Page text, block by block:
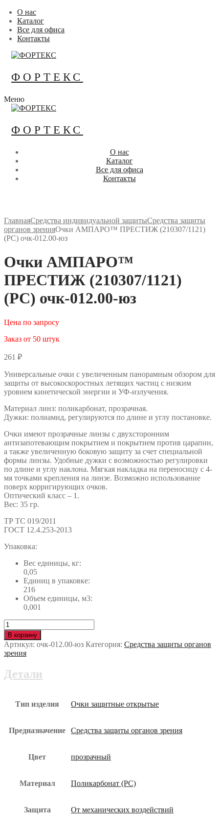
Перейти
содержимому
Меню
Закрыть
О нас
Каталог
Все для офиса
Контакты
ФОРТЕКС
Меню
ФОРТЕКС
О нас
Каталог
Все для офиса
Контакты
ГлавнаяСредства индивидуальной защитыСредства защиты
органов зренияОчки АМПАРО™ ПРЕСТИЖ (210307/1121)
(РС) очк-012.00-юз
Очки АМПАРО™
ПРЕСТИЖ (210307/1121)
(РС) очк-012.00-юз
Цена по запросу
Заказ от 50 штук
261 ₽
Универсальные очки с увеличенным панорамным обзором для
защиты от высокоскоростных летящих частиц с низким
уровнем кинетической энергии и УФ-излучения.
Материал линз: поликарбонат, прозрачная.
Дужки: полиамид, регулируются по длине и углу постановке.
Очки имеют прозрачные линзы с двухсторонним
антизапотевающим покрытием и покрытием против царапин,
а также увеличенную боковую защиту за счет специальной
формы линзы. Удобные дужки с возможностью регулировки
по длине и углу наклона. Мягкая накладка на переносицу с 4-
мя точками крепления на линзе. Возможно использование
поверх корригирующих очков.
Оптический класс – 1.
Вес: 35 гр.
ТР ТС 019/2011
ГОСТ 12.4.253-2013
Упаковка:
Вес единицы, кг:
0,05
Единиц в упаковке:
216
Объем единицы, м3:
0,001
Количество
Очки
АМПАРО™
ПРЕСТИЖ
(210307/1121)
очк-012.00-
В корзину
Артикул: очк-012.00-юз Категория: Средства защиты органов
зрения
Детали
Тип изделия Очки защитные открытые
Предназначение Средства защиты органов зрения
Цвет прозрачный
Материал Поликарбонат (РС)
Защита От механических воздействий